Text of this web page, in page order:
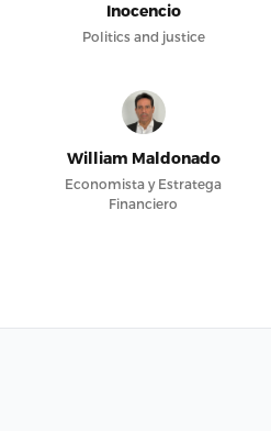
Inocencio
Politics and justice
William Maldonado
Economista y Estratega
Financiero